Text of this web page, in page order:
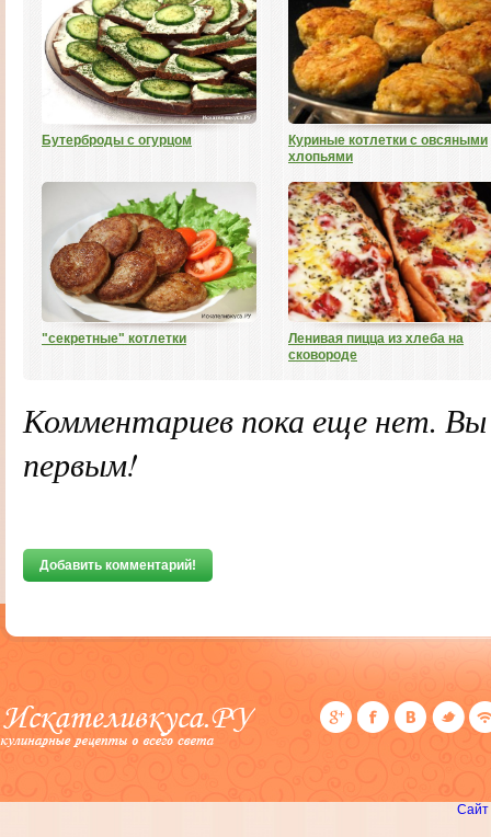
Бутерброды с огурцом
Куриные котлетки с овсяными
хлопьями
"секретные" котлетки
Ленивая пицца из хлеба на
сковороде
Комментариев пока еще нет.
первым!
Добавить комментарий!
Сайт